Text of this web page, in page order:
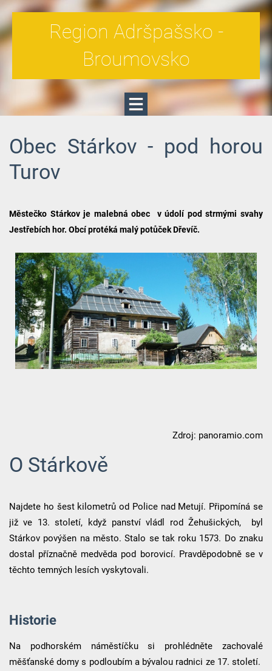
Region Adršpašsko -
Broumovsko
Obec Stárkov - pod horou
Turov
Městečko Stárkov je malebná obec v údolí pod strmými svahy
Jestřebích hor. Obcí protéká malý potůček Dřevíč.
Zdroj: panoramio.com
O Stárkově
Najdete ho šest kilometrů od Police nad Metují. Připomíná se
již ve 13. století, když panství vládl rod Žehušických, byl
Stárkov povýšen na město. Stalo se tak roku 1573. Do znaku
dostal příznačně medvěda pod borovicí. Pravděpodobně se v
těchto temných lesích vyskytovali.
Historie
Na podhorském náměstíčku si prohlédněte zachovalé
měšťanské domy s podloubím a bývalou radnici ze 17. století.